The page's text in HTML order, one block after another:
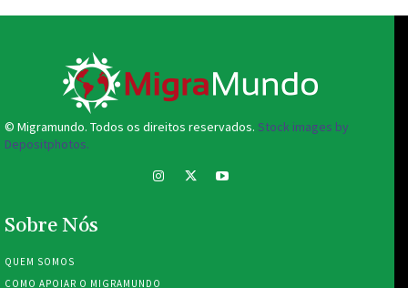
© Migramundo. Todos os direitos reservados. Stock images by
Depositphotos.
Sobre Nós
QUEM SOMOS
COMO APOIAR O MIGRAMUNDO